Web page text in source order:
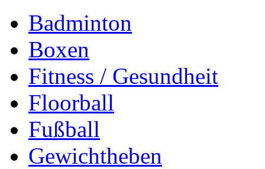
Badminton
Boxen
Fitness / Gesundheit
Floorball
Fußball
Gewichtheben